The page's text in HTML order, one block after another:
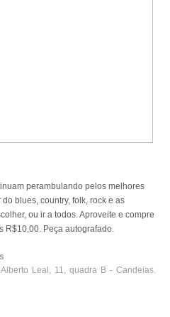
perambulando pelos melhores
blues, country, folk, rock e as
ou ir a todos. Aproveite e compre
R$10,00. Peça autografado.
Alberto Leal, 11, quadra B - Candeias.